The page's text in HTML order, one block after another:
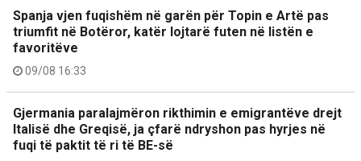
Spanja vjen fuqishëm në garën për Topin e Artë pas
triumfit në Botëror, katër lojtarë futen në listën e
favoritëve
09/08 16:33
Gjermania paralajmëron rikthimin e emigrantëve drejt
Italisë dhe Greqisë, ja çfarë ndryshon pas hyrjes në
fuqi të paktit të ri të BE-së